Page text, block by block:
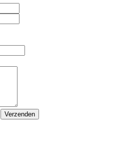
Verzenden